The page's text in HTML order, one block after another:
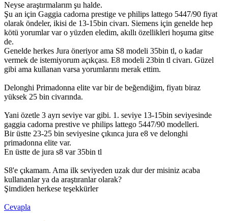
Neyse araştırmalarım şu halde.
Şu an için Gaggia cadorna prestige ve philips lattego 5447/90 fiyat
olarak öndeler, ikisi de 13-15bin civarı. Siemens için genelde hep
kötü yorumlar var o yüzden eledim, akıllı özellikleri hoşuma gitse
de.
Genelde herkes Jura öneriyor ama S8 modeli 35bin tl, o kadar
vermek de istemiyorum açıkçası. E8 modeli 23bin tl civarı. Güzel
gibi ama kullanan varsa yorumlarını merak ettim.
Delonghi Primadonna elite var bir de beğendiğim, fiyatı biraz
yüksek 25 bin civarında.
Yani özetle 3 ayrı seviye var gibi. 1. seviye 13-15bin seviyesinde
gaggia cadorna prestive ve philips lattego 5447/90 modelleri.
Bir üstte 23-25 bin seviyesine çıkınca jura e8 ve delonghi
primadonna elite var.
En üstte de jura s8 var 35bin tl
S8'e çıkamam. Ama ilk seviyeden uzak dur der misiniz acaba
kullananlar ya da araştıranlar olarak?
Şimdiden herkese teşekkürler
Cevapla